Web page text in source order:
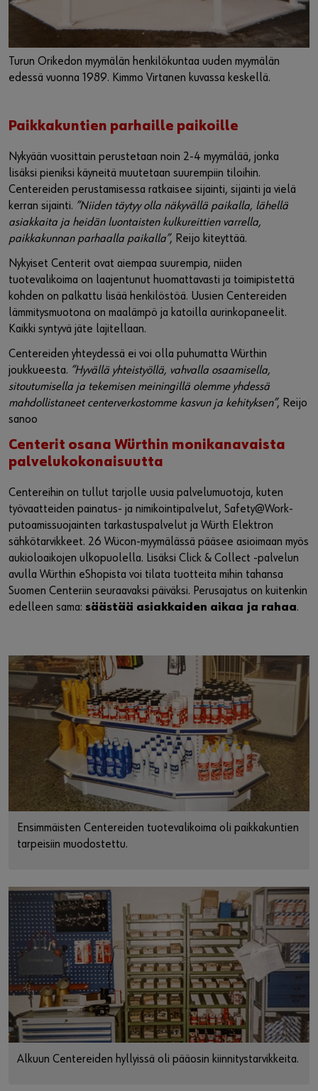
Turun Orikedon myymälän henkilökuntaa uuden myymälän
edessä vuonna 1989. Kimmo Virtanen kuvassa keskellä.
Paikkakuntien parhaille paikoille
Nykyään vuosittain perustetaan noin 2-4 myymälää, jonka
lisäksi pieniksi käyneitä muutetaan suurempiin tiloihin.
Centereiden perustamisessa ratkaisee sijainti, sijainti ja vielä
kerran sijainti. ”Niiden täytyy olla näkyvällä paikalla, lähellä
asiakkaita ja heidän luontaisten kulkureittien varrella,
paikkakunnan parhaalla paikalla”, Reijo kiteyttää.
Nykyiset Centerit ovat aiempaa suurempia, niiden
tuotevalikoima on laajentunut huomattavasti ja toimipistettä
kohden on palkattu lisää henkilöstöä. Uusien Centereiden
lämmitysmuotona on maalämpö ja katoilla aurinkopaneelit.
Kaikki syntyvä jäte lajitellaan.
Centereiden yhteydessä ei voi olla puhumatta Würthin
joukkueesta. ”Hyvällä yhteistyöllä, vahvalla osaamisella,
sitoutumisella ja tekemisen meiningillä olemme yhdessä
mahdollistaneet centerverkostomme kasvun ja kehityksen”, Reijo
sanoo
Centerit osana Würthin monikanavaista
palvelukokonaisuutta
Centereihin on tullut tarjolle uusia palvelumuotoja, kuten
työvaatteiden painatus- ja nimikointipalvelut, Safety@Work-
putoamissuojainten tarkastuspalvelut ja Würth Elektron
sähkötarvikkeet. 26 Wücon-myymälässä pääsee asioimaan myös
aukioloaikojen ulkopuolella. Lisäksi Click & Collect -palvelun
avulla Würthin eShopista voi tilata tuotteita mihin tahansa
Suomen Centeriin seuraavaksi päiväksi. Perusajatus on kuitenkin
edelleen sama: säästää asiakkaiden aikaa ja rahaa.
Ensimmäisten Centereiden tuotevalikoima oli paikkakuntien
tarpeisiin muodostettu.
Alkuun Centereiden hyllyissä oli pääosin kiinnitystarvikkeita.